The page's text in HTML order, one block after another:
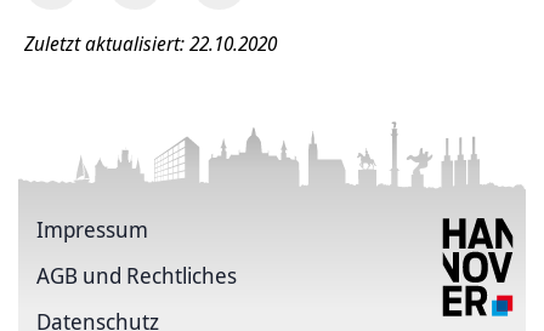
Zuletzt aktualisiert: 22.10.2020
Impressum
AGB und Rechtliches
Datenschutz